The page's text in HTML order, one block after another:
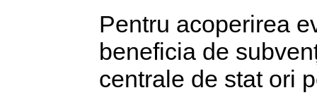
Pentru acoperirea
beneficia de
centrale de stat ori